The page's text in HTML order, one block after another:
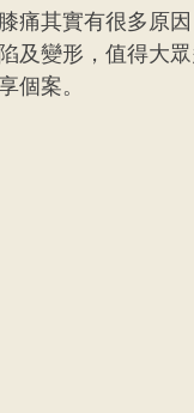
痛其實有很多原
及變形，值得大
個案。